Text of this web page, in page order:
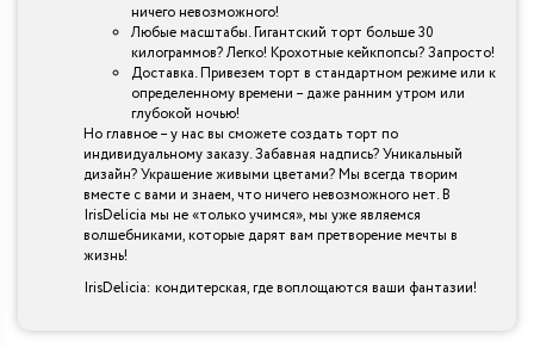
ничего невозможного!
Любые масштабы. Гигантский торт больше 30
килограммов? Легко! Крохотные кейкпопсы? Запросто!
Доставка. Привезем торт в стандартном режиме или к
определенному времени – даже ранним утром или
глубокой ночью!
Но главное – у нас вы сможете создать торт по
индивидуальному заказу. Забавная надпись? Уникальный
дизайн? Украшение живыми цветами? Мы всегда творим
вместе с вами и знаем, что ничего невозможного нет. В
IrisDelicia мы не «только учимся», мы уже являемся
волшебниками, которые дарят вам претворение мечты в
жизнь!
IrisDelicia: кондитерская, где воплощаются ваши фантазии!